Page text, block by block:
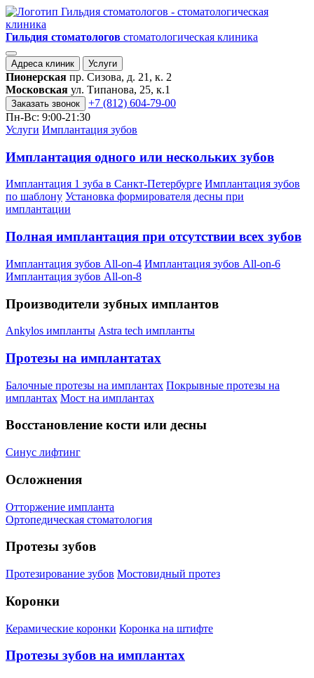
Гильдия стоматологов стоматологическая клиника
Адреса клиник Услуги
Пионерская пр. Сизова, д. 21, к. 2
Московская ул. Типанова, 25, к.1
Заказать звонок
+7 (812) 604-79-00
Пн-Вс: 9:00-21:30
Услуги Имплантация зубов
Имплантация одного или нескольких зубов
Имплантация 1 зуба в Санкт-Петербурге Имплантация зубов
по шаблону Установка формирователя десны при
имплантации
Полная имплантация при отсутствии всех зубов
Имплантация зубов All-on-4 Имплантация зубов All-on-6
Имплантация зубов All-on-8
Производители зубных имплантов
Ankylos импланты Astra tech импланты
Протезы на имплантатах
Балочные протезы на имплантах Покрывные протезы на
имплантах Мост на имплантах
Восстановление кости или десны
Синус лифтинг
Осложнения
Отторжение импланта
Ортопедическая стоматология
Протезы зубов
Протезирование зубов Мостовидный протез
Коронки
Керамические коронки Коронка на штифте
Протезы зубов на имплантах